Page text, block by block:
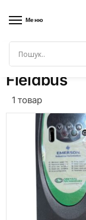
Меню
Головна
Fieldbus
1 товар